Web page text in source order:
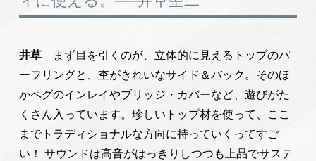
井草
まず目を引くのが、立体的に見えるトップのパ
ーフリングと、杢がきれいなサイド＆バック。そのほ
かペグのインレイやブリッジ・カバーなど、遊びがた
くさん入っています。珍しいトップ材を使って、ここ
までトラディショナルな方向に持っていくってすご
い！ サウンドは高音がはっきりしつつも上品でサステ